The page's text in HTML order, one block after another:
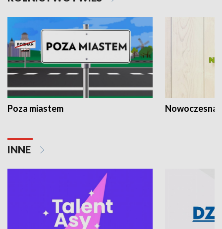
Poza miastem Nowoczesna
INNE